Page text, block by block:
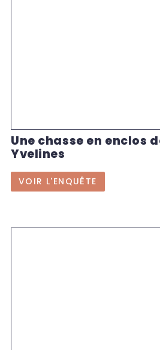
Une chasse en enclos
Yvelines
VOIR L'ENQUÊTE